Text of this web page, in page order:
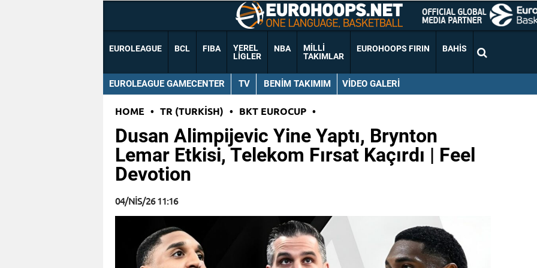
EUROLEAGUE BCL FIBA
YEREL
LIGLER
NBA
MILLI
TAKIMLAR
EUROHOOPS FIRIN BAHIS
EUROLEAGUE GAMECENTER TV BENIM TAKIMIM VIDEO GALERI
HOME • TR (TURKISH) • BKT EUROCUP •
Dusan Alimpijevic Yine Yaptı, Brynton
Lemar Etkisi, Telekom Fırsat Kaçırdı | Feel
Devotion
04/NIS/26 11:16